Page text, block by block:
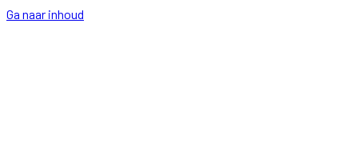
Ga naar inhoud